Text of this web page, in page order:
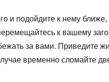
и подойдите к нему
к вашему
за вами. Приведите
временно сломайте